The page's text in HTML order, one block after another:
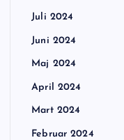
Juli 2024
Juni 2024
Maj 2024
April 2024
Mart 2024
Februar 2024